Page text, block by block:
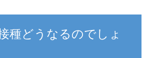
種どうなるのでしょ